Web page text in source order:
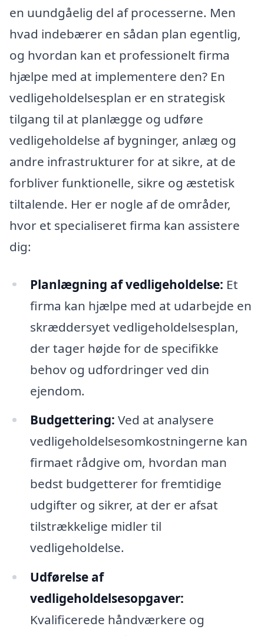
en uundgåelig del af processerne. Men
hvad indebærer en sådan plan egentlig,
og hvordan kan et professionelt firma
hjælpe med at implementere den? En
vedligeholdelsesplan er en strategisk
tilgang til at planlægge og udføre
vedligeholdelse af bygninger, anlæg og
andre infrastrukturer for at sikre, at de
forbliver funktionelle, sikre og æstetisk
tiltalende. Her er nogle af de områder,
hvor et specialiseret firma kan assistere
dig:
Planlægning af vedligeholdelse: Et
firma kan hjælpe med at udarbejde en
skræddersyet vedligeholdelsesplan,
der tager højde for de specifikke
behov og udfordringer ved din
ejendom.
Budgettering: Ved at analysere
vedligeholdelsesomkostningerne kan
firmaet rådgive om, hvordan man
bedst budgetterer for fremtidige
udgifter og sikrer, at der er afsat
tilstrækkelige midler til
vedligeholdelse.
Udførelse af
vedligeholdelsesopgaver:
Kvalificerede håndværkere og